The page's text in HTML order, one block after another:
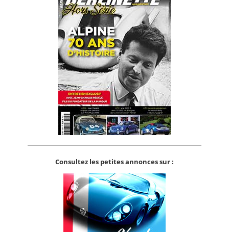
Consultez les petites annonces sur :